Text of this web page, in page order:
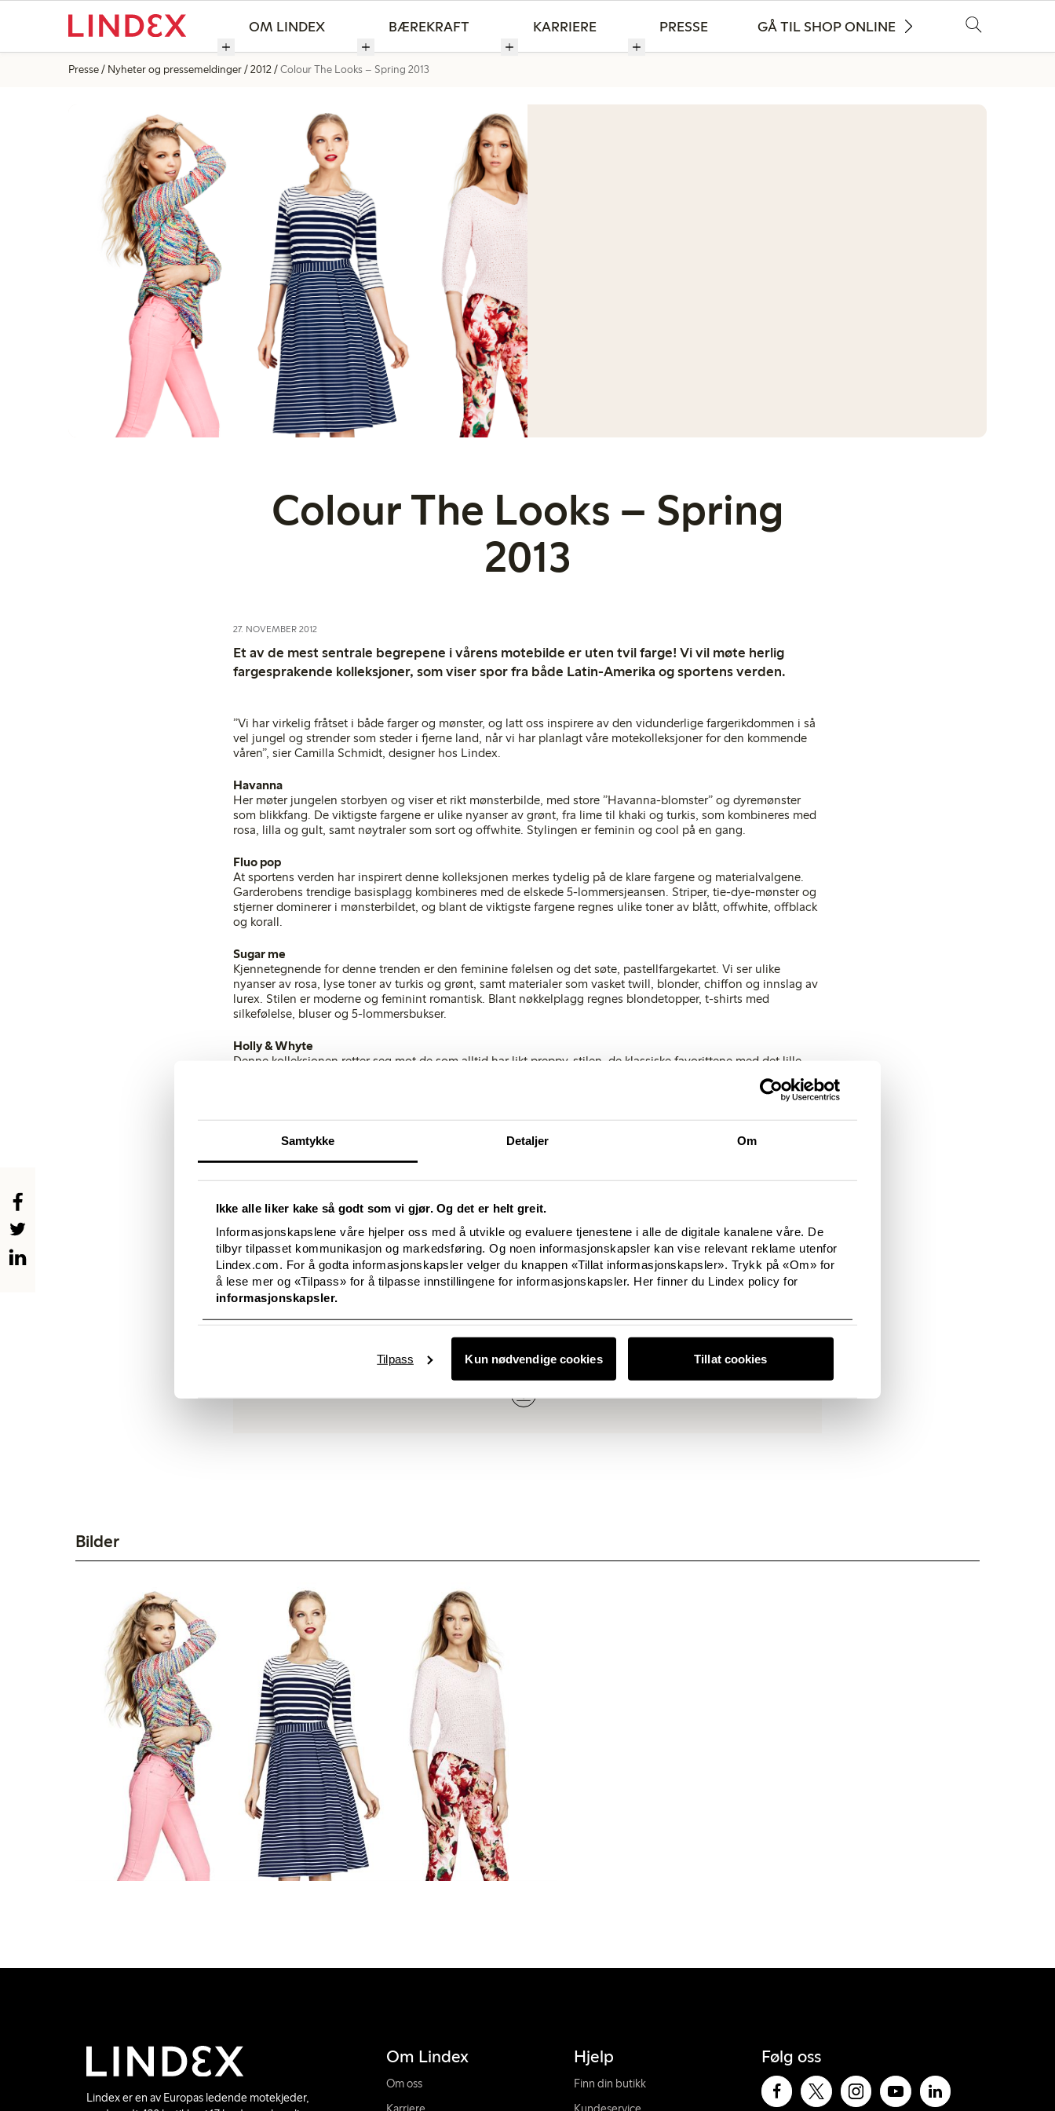
Samtykke Detaljer Om
Ikke alle liker kake så godt som vi gjør. Og det er helt greit.
Informasjonskapslene våre hjelper oss med å utvikle og evaluere tjenestene i alle de digitale kanalene våre. De
tilbyr tilpasset kommunikasjon og markedsføring. Og noen informasjonskapsler kan vise relevant reklame utenfor
Lindex.com. For å godta informasjonskapsler velger du knappen «Tillat informasjonskapsler». Trykk på «Om» for
å lese mer og «Tilpass» for å tilpasse innstillingene for informasjonskapsler. Her finner du Lindex policy for
informasjonskapsler.
Kun nødvendige cookies
Tilpass Tillat cookies
OM LINDEX BÆREKRAFT KARRIERE PRESSE GÅ TIL SHOP ONLINE
Presse Nyheter og pressemeldinger 2012 Colour The Looks – Spring 2013
Colour The Looks – Spring
2013
27. NOVEMBER 2012
Et av de mest sentrale begrepene i vårens motebilde er uten tvil farge! Vi vil møte herlig
fargesprakende kolleksjoner, som viser spor fra både Latin-Amerika og sportens verden.
”Vi har virkelig fråtset i både farger og mønster, og latt oss inspirere av den vidunderlige fargerikdommen i så
vel jungel og strender som steder i fjerne land, når vi har planlagt våre motekolleksjoner for den kommende
våren”, sier Camilla Schmidt, designer hos Lindex.
Havanna
Her møter jungelen storbyen og viser et rikt mønsterbilde, med store ”Havanna-blomster” og dyremønster
som blikkfang. De viktigste fargene er ulike nyanser av grønt, fra lime til khaki og turkis, som kombineres med
rosa, lilla og gult, samt nøytraler som sort og offwhite. Stylingen er feminin og cool på en gang.
Fluo pop
At sportens verden har inspirert denne kolleksjonen merkes tydelig på de klare fargene og materialvalgene.
Garderobens trendige basisplagg kombineres med de elskede 5-lommersjeansen. Striper, tie-dye-mønster og
stjerner dominerer i mønsterbildet, og blant de viktigste fargene regnes ulike toner av blått, offwhite, offblack
og korall.
Sugar me
Kjennetegnende for denne trenden er den feminine følelsen og det søte, pastellfargekartet. Vi ser ulike
nyanser av rosa, lyse toner av turkis og grønt, samt materialer som vasket twill, blonder, chiffon og innslag av
lurex. Stilen er moderne og feminint romantisk. Blant nøkkelplagg regnes blondetopper, t-shirts med
silkefølelse, bluser og 5-lommersbukser.
Holly & Whyte
Denne kolleksjonen retter seg mot de som alltid har likt preppy-stilen, de klassiske favorittene med det lille
ekstra, samt en styling med uventede kombinasjoner. Blant fargene merkes marineblått, klarrødt, grønt og
hvitt, og mønsterbildet viser frem striper og prikker. Blazere, slacks, gensere i klare farger og topper regnes
For komplett lookbook besøk Lindex Newsroom
Hanne Wergeland
Press Contact, Lindex Norge
Tel: 47 41407612
E-mail:hanne.wergeland@lindex.com
Related documents
Bilder
Lindex er en av Europas ledende motekjeder,
Om Lindex
Om oss
Hjelp
Finn din butikk
Følg oss